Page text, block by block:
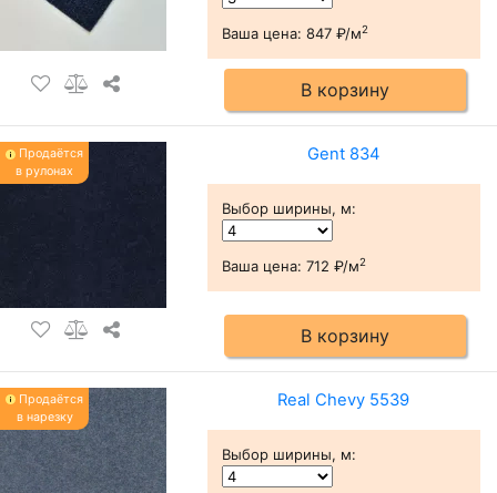
Ваша цена: 847 ₽/м2
В корзину
Продаётся
в рулонах
Gent 834
Выбор ширины, м:
Ваша цена: 712 ₽/м2
В корзину
Продаётся
в нарезку
Real Chevy 5539
Выбор ширины, м: